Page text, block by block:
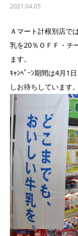
2021.04.05
Ａマート計根別店で
乳を20％ＯＦＦ・チ
ます。
ｷｬﾝﾍﾟｰﾝ期間は4月1
しお待ちしています。